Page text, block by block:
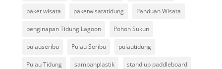
paket wisata paketwisatatidung Panduan Wisata
penginapan Tidung Lagoon Pohon Sukun
pulauseribu Pulau Seribu pulautidung
Pulau Tidung sampahplastik stand up paddleboard